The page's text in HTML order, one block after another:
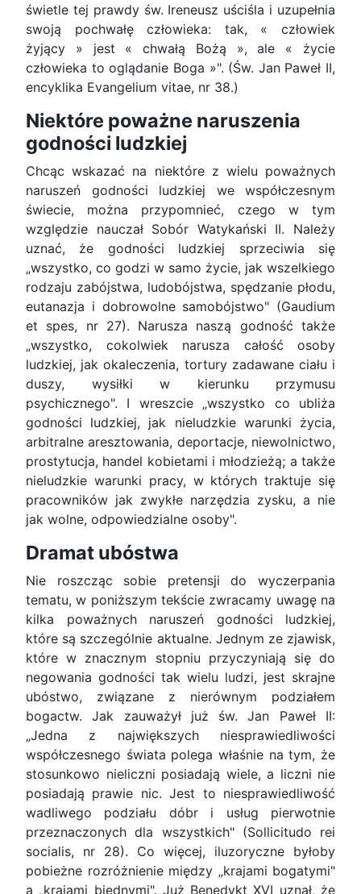
świetle tej prawdy św. Ireneusz uściśla i uzupełnia
swoją pochwałę człowieka: tak, « człowiek
żyjący » jest « chwałą Bożą », ale « życie
człowieka to oglądanie Boga »". (Św. Jan Paweł II,
encyklika Evangelium vitae, nr 38.)
Niektóre poważne naruszenia
godności ludzkiej
Chcąc wskazać na niektóre z wielu poważnych
naruszeń godności ludzkiej we współczesnym
świecie, można przypomnieć, czego w tym
względzie nauczał Sobór Watykański II. Należy
uznać, że godności ludzkiej sprzeciwia się
„wszystko, co godzi w samo życie, jak wszelkiego
rodzaju zabójstwa, ludobójstwa, spędzanie płodu,
eutanazja i dobrowolne samobójstwo" (Gaudium
et spes, nr 27). Narusza naszą godność także
„wszystko, cokolwiek narusza całość osoby
ludzkiej, jak okaleczenia, tortury zadawane ciału i
duszy, wysiłki w kierunku przymusu
psychicznego". I wreszcie „wszystko co ubliża
godności ludzkiej, jak nieludzkie warunki życia,
arbitralne aresztowania, deportacje, niewolnictwo,
prostytucja, handel kobietami i młodzieżą; a także
nieludzkie warunki pracy, w których traktuje się
pracowników jak zwykłe narzędzia zysku, a nie
jak wolne, odpowiedzialne osoby".
Dramat ubóstwa
Nie roszcząc sobie pretensji do wyczerpania
tematu, w poniższym tekście zwracamy uwagę na
kilka poważnych naruszeń godności ludzkiej,
które są szczególnie aktualne. Jednym ze zjawisk,
które w znacznym stopniu przyczyniają się do
negowania godności tak wielu ludzi, jest skrajne
ubóstwo, związane z nierównym podziałem
bogactw. Jak zauważył już św. Jan Paweł II:
„Jedna z największych niesprawiedliwości
współczesnego świata polega właśnie na tym, że
stosunkowo nieliczni posiadają wiele, a liczni nie
posiadają prawie nic. Jest to niesprawiedliwość
wadliwego podziału dóbr i usług pierwotnie
przeznaczonych dla wszystkich" (Sollicitudo rei
socialis, nr 28). Co więcej, iluzoryczne byłoby
pobieżne rozróżnienie między „krajami bogatymi"
a „krajami biednymi". Już Benedykt XVI uznał, że